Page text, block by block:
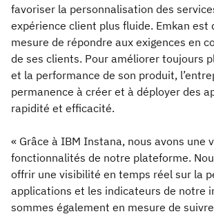
favoriser la personnalisation des
expérience client plus fluide. Emkan est
mesure de répondre aux exigences en
de ses clients. Pour améliorer toujours
et la performance de son produit,
permanence à créer et à déployer des
rapidité et efficacité.
« Grâce à IBM Instana, nous avons une
fonctionnalités de notre plateforme.
offrir une visibilité en temps réel sur la
applications et les indicateurs de notre
sommes également en mesure de